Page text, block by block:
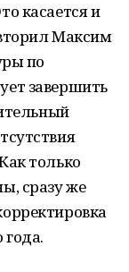
касается и
Максим
по
завершить
только
сразу же